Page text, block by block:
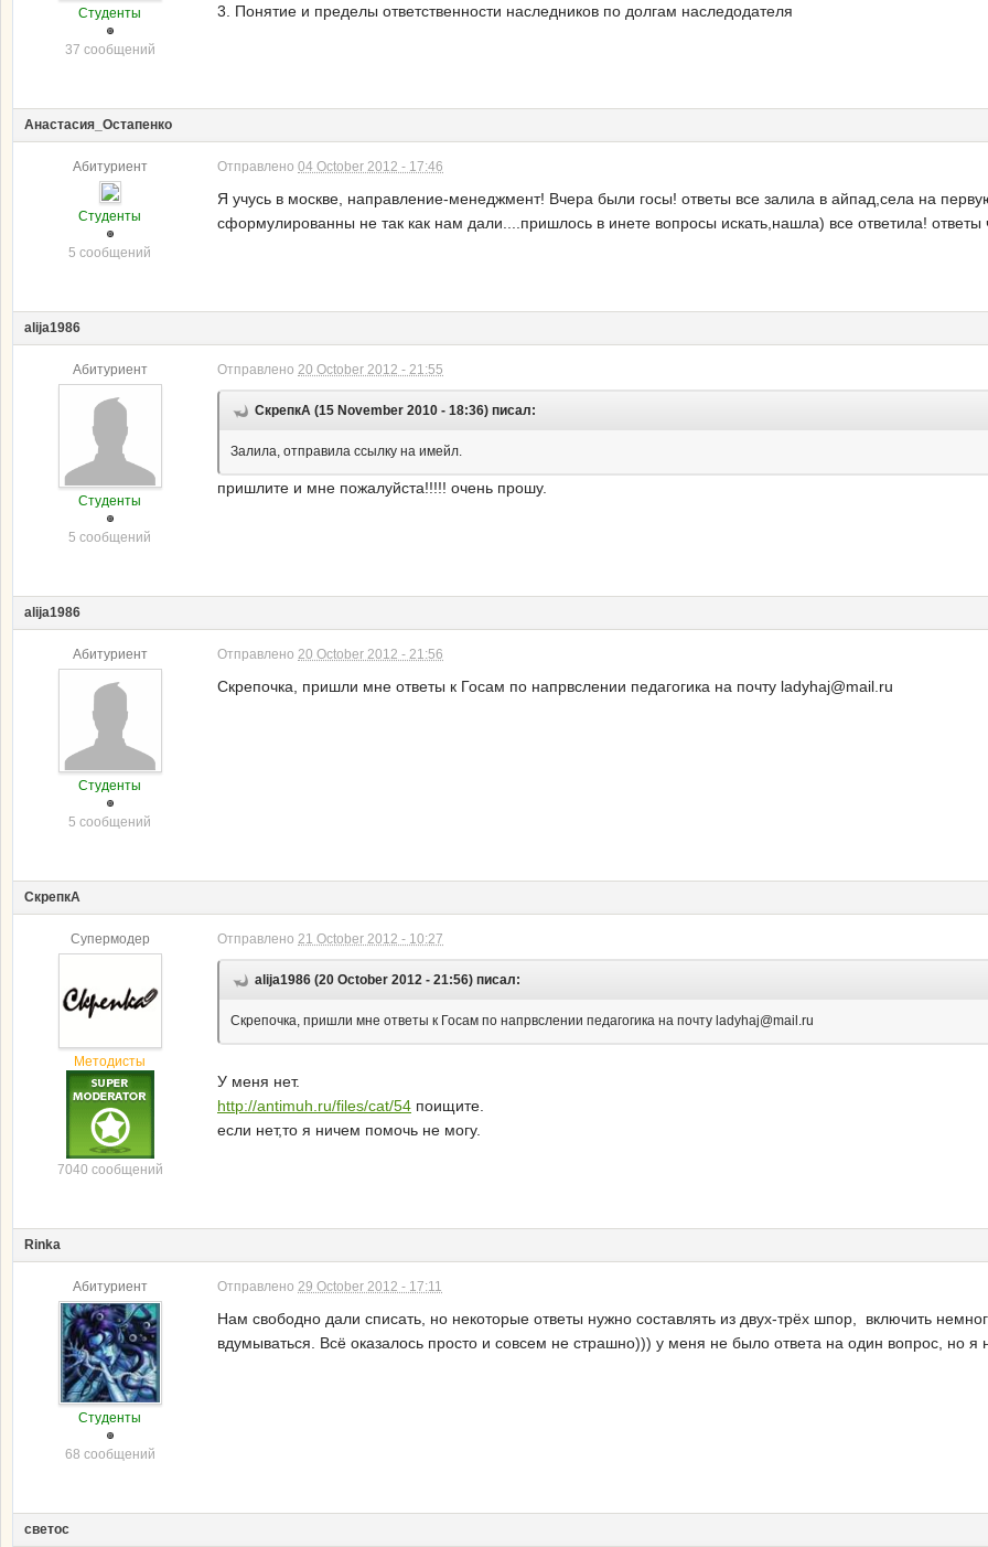
Студенты
37 сообщений
3. Понятие и пределы ответственности наследников по долгам наследодателя
Анастасия_Остапенко
Абитуриент
Студенты
5 сообщений
Отправлено 04 October 2012 - 17:46
Я учусь в москве, направление-менеджмент! Вчера были госы! ответы все залила в айпад,села на
сформулированны не так как нам дали....пришлось в инете вопросы искать,нашла) все ответила! ответы
alija1986
Абитуриент
Студенты
5 сообщений
Отправлено 20 October 2012 - 21:55
СкрепкА (15 November 2010 - 18:36) писал:
Залила, отправила ссылку на имейл.
пришлите и мне пожалуйста!!!!! очень прошу.
alija1986
Абитуриент
Студенты
5 сообщений
Отправлено 20 October 2012 - 21:56
Скрепочка, пришли мне ответы к Госам по напрвслении педагогика на почту ladyhaj@mail.ru
СкрепкА
Супермодер
Методисты
7040 сообщений
Отправлено 21 October 2012 - 10:27
alija1986 (20 October 2012 - 21:56) писал:
Скрепочка, пришли мне ответы к Госам по напрвслении педагогика на почту ladyhaj@mail.ru
У меня нет.
http://antimuh.ru/files/cat/54 поищите.
если нет,то я ничем помочь не могу.
Rinka
Абитуриент
Студенты
68 сообщений
Отправлено 29 October 2012 - 17:11
Нам свободно дали списать, но некоторые ответы нужно составлять из двух-трёх шпор, включить
вдумываться. Всё оказалось просто и совсем не страшно))) у меня не было ответа на один вопрос, но я
светос